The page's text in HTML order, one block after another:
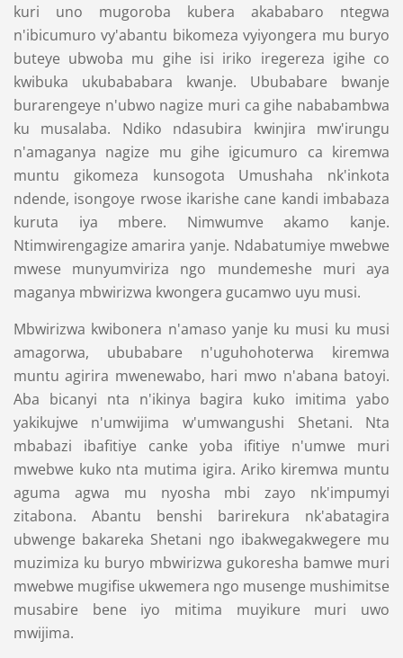
kuri uno mugoroba kubera akababaro ntegwa
n'ibicumuro vy'abantu bikomeza vyiyongera mu buryo
buteye ubwoba mu gihe isi iriko iregereza igihe co
kwibuka ukubababara kwanje. Ububabare bwanje
burarengeye n'ubwo nagize muri ca gihe nababambwa
ku musalaba. Ndiko ndasubira kwinjira mw'irungu
n'amaganya nagize mu gihe igicumuro ca kiremwa
muntu gikomeza kunsogota Umushaha nk'inkota
ndende, isongoye rwose ikarishe cane kandi imbabaza
kuruta iya mbere. Nimwumve akamo kanje.
Ntimwirengagize amarira yanje. Ndabatumiye mwebwe
mwese munyumviriza ngo mundemeshe muri aya
maganya mbwirizwa kwongera gucamwo uyu musi.
Mbwirizwa kwibonera n'amaso yanje ku musi ku musi
amagorwa, ububabare n'uguhohoterwa kiremwa
muntu agirira mwenewabo, hari mwo n'abana batoyi.
Aba bicanyi nta n'ikinya bagira kuko imitima yabo
yakikujwe n'umwijima w'umwangushi Shetani. Nta
mbabazi ibafitiye canke yoba ifitiye n'umwe muri
mwebwe kuko nta mutima igira. Ariko kiremwa muntu
aguma agwa mu nyosha mbi zayo nk'impumyi
zitabona. Abantu benshi barirekura nk'abatagira
ubwenge bakareka Shetani ngo ibakwegakwegere mu
muzimiza ku buryo mbwirizwa gukoresha bamwe muri
mwebwe mugifise ukwemera ngo musenge mushimitse
musabire bene iyo mitima muyikure muri uwo
mwijima.